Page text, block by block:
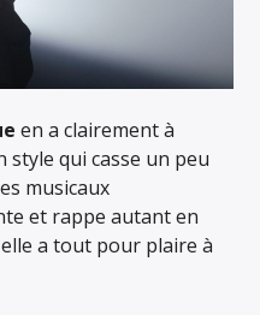
en a clairement à
style qui casse un peu
musicaux
et rappe autant en
a tout pour plaire à